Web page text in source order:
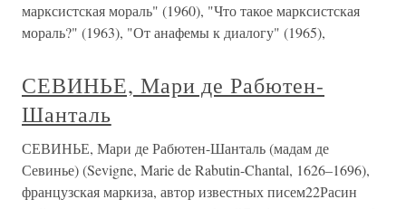
марксистская мораль" (1960), "Что такое марксистская
мораль?" (1963), "От анафемы к диалогу" (1965),
СЕВИНЬЕ, Мари де Рабютен-
Шанталь
СЕВИНЬЕ, Мари де Рабютен-Шанталь (мадам де
Севинье) (Sevigne, Marie de Rabutin-Chantal, 1626–1696),
французская маркиза, автор известных писем22Расин